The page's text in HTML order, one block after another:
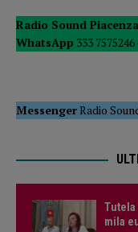
Radio Sound
WhatsApp 333 7575246
MessengerRadio
Tutela
mila